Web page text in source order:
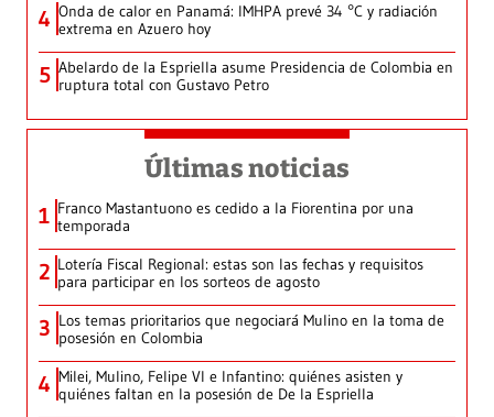
4 Onda de calor en Panamá: IMHPA prevé 34 °C y radiación
extrema en Azuero hoy
5 Abelardo de la Espriella asume Presidencia de Colombia en
ruptura total con Gustavo Petro
Últimas noticias
1 Franco Mastantuono es cedido a la Fiorentina por una
temporada
2 Lotería Fiscal Regional: estas son las fechas y requisitos
para participar en los sorteos de agosto
3 Los temas prioritarios que negociará Mulino en la toma de
posesión en Colombia
4 Milei, Mulino, Felipe VI e Infantino: quiénes asisten y
quiénes faltan en la posesión de De la Espriella